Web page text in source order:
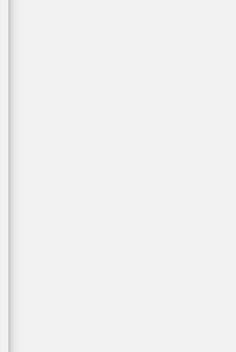
P08 64x45 mm